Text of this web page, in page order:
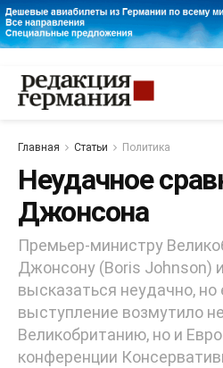
Главная Статьи Политика
Неудачное
Джонсона
Премьер-министру
Джонсону (Boris Johnson)
высказаться неудачно, но
выступление возмутило
Великобританию, но и
конференции